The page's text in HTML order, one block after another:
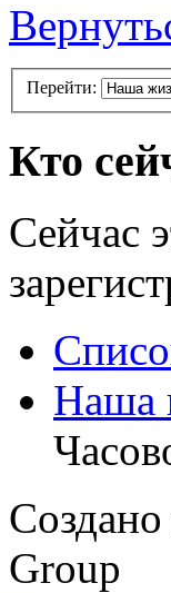
Перейти:
Кто
Сейчас
Наша
Group